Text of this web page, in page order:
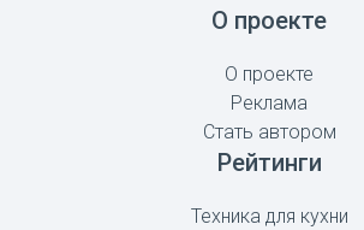
О проекте
О проекте
Реклама
Стать автором
Рейтинги
Техника для кухни